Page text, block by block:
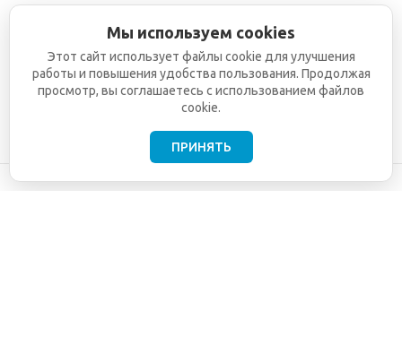
Мы используем cookies
Этот сайт использует файлы cookie для улучшения
работы и повышения удобства пользования. Продолжая
просмотр, вы соглашаетесь с использованием файлов
cookie.
ПРИНЯТЬ